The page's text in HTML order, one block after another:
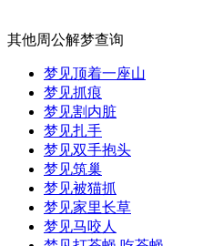
其他周公解梦查询
梦见顶着一座山
梦见抓痕
梦见割内脏
梦见扎手
梦见双手抱头
梦见筑巢
梦见被猫抓
梦见家里长草
梦见马咬人